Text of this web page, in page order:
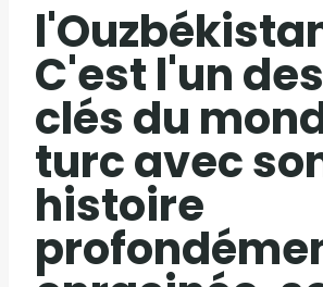
C'est l'un
clés du
turc avec
histoire